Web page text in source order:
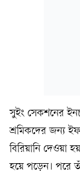
সুইং সেকশনের
শ্রমিকদের জন্য
বিরিয়ানি দেওয়া
হয়ে পড়েন। পরে